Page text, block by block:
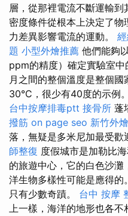
層，從那裡電流不斷運輸到
密度條件從根本上決定了
力差異影響電流的運動。
題 小型外燴推薦 他們能夠
ppm的精度）確定實驗室
月之間的整個溫度是整個
30°C，很少有40度的示例。
台中按摩排毒ptt 接骨所 蓬
撥筋 on page seo 新竹外燴
落，無疑是多米尼加最受歡
師整復 度假城市是加勒比
的旅遊中心，它的白色沙
洋生物多樣性可能是應得
只有少數奇蹟。 台中 按摩
上一樣，海洋的地形也各不